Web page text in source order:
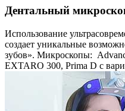
Дентальный
Использование
создает уникальные
зубов». Микроскопы:
EXTARO 300, Prima D с